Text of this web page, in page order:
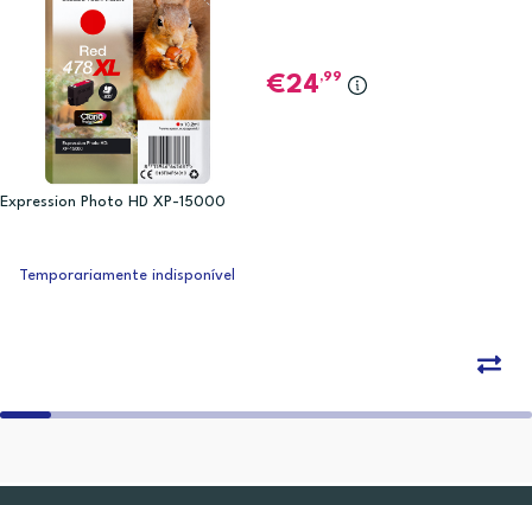
Expression Photo HD XP-15000
24,99
Temporariamente indisponível